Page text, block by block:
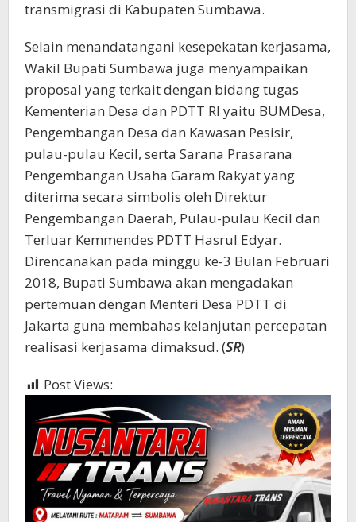
transmigrasi di Kabupaten Sumbawa.
Selain menandatangani kesepekatan kerjasama,
Wakil Bupati Sumbawa juga menyampaikan
proposal yang terkait dengan bidang tugas
Kementerian Desa dan PDTT RI yaitu BUMDesa,
Pengembangan Desa dan Kawasan Pesisir,
pulau-pulau Kecil, serta Sarana Prasarana
Pengembangan Usaha Garam Rakyat yang
diterima secara simbolis oleh Direktur
Pengembangan Daerah, Pulau-pulau Kecil dan
Terluar Kemmendes PDTT Hasrul Edyar.
Direncanakan pada minggu ke-3 Bulan Februari
2018, Bupati Sumbawa akan mengadakan
pertemuan dengan Menteri Desa PDTT di
Jakarta guna membahas kelanjutan percepatan
realisasi kerjasama dimaksud. (SR)
Post Views: